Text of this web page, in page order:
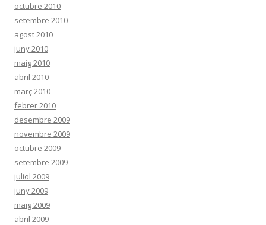
octubre 2010
setembre 2010
agost 2010
juny 2010
maig 2010
abril 2010
març 2010
febrer 2010
desembre 2009
novembre 2009
octubre 2009
setembre 2009
juliol 2009
juny 2009
maig 2009
abril 2009